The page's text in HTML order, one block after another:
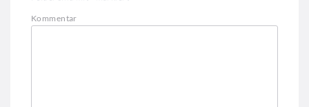
Kommentar